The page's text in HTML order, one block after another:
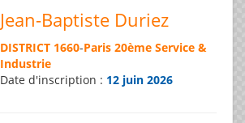
Jean-Baptiste Duriez
DISTRICT 1660-Paris 20ème Service &
Industrie
Date d'inscription : 12 juin 2026